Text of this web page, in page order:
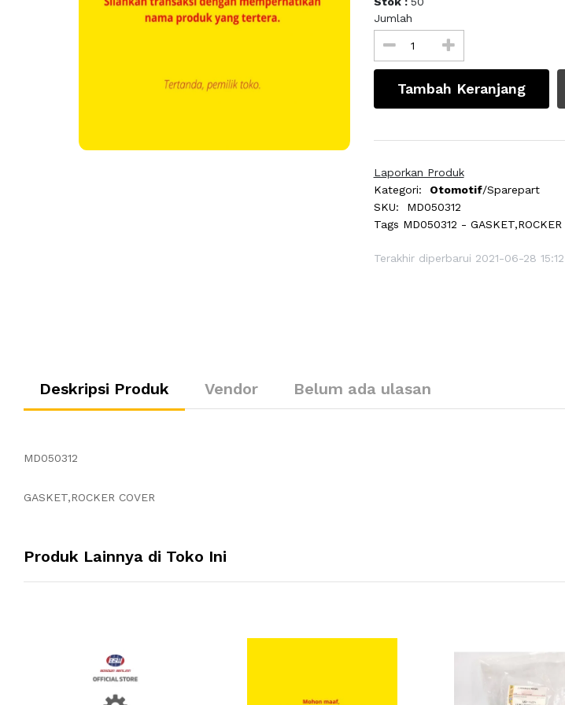
Jumlah
Tambah Keranjang
Laporkan Produk
Kategori:
Otomotif/Sparepart
SKU:
MD050312
Tags MD050312 - GASKET,ROCKER
Terakhir diperbarui 2021-06-28
Deskripsi Produk Vendor Belum ada ulasan
MD050312
GASKET,ROCKER COVER
Produk Lainnya di Toko Ini